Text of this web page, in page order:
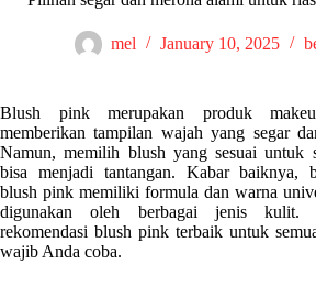
mel January 10, 2025
Blush pink merupakan produk
memberikan tampilan wajah yang segar
Namun, memilih blush yang sesuai untuk
bisa menjadi tantangan. Kabar baiknya,
blush pink memiliki formula dan warna
digunakan oleh berbagai jenis kulit.
rekomendasi blush pink terbaik untuk
wajib Anda coba.